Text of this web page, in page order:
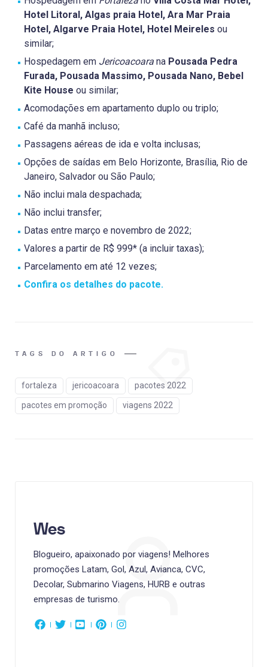
Hotel Litoral, Algas praia Hotel, Ara Mar Praia
Hotel, Algarve Praia Hotel, Hotel Meireles ou
similar;
Hospedagem em Jericoacoara na Pousada Pedra
Furada, Pousada Massimo, Pousada Nano, Bebel
Kite House ou similar;
Acomodações em apartamento duplo ou triplo;
Café da manhã incluso;
Passagens aéreas de ida e volta inclusas;
Opções de saídas em Belo Horizonte, Brasília, Rio de
Janeiro, Salvador ou São Paulo;
Não inclui mala despachada;
Não inclui transfer;
Datas entre março e novembro de 2022;
Valores a partir de R$ 999* (a incluir taxas);
Parcelamento em até 12 vezes;
Confira os detalhes do pacote.
TAGS DO ARTIGO
fortaleza jericoacoara pacotes 2022
pacotes em promoção viagens 2022
Wes
Blogueiro, apaixonado por viagens! Melhores
promoções Latam, Gol, Azul, Avianca, CVC,
Decolar, Submarino Viagens, HURB e outras
empresas de turismo.